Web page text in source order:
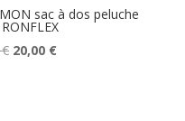
sac à dos peluche
€ Le
20,00 €Le